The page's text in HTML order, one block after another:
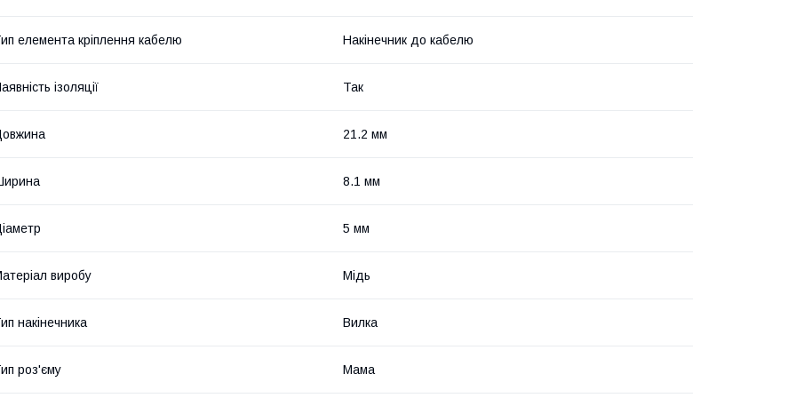
елемента кріплення кабелю Накінечник до кабелю
ізоляції Так
21.2 мм
8.1 мм
5 мм
виробу Мідь
накінечника Вилка
роз'єму Мама